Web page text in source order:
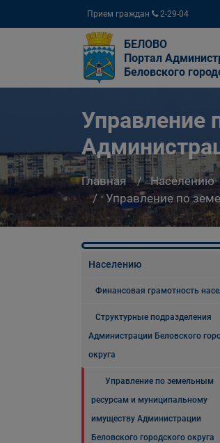
Прием граждан 2-29-04
БЕЛОВО
Портал
Беловского
Управление
Главная Населению
Управление по
Населению
Финансовая грамотность
Структурные подразделения
Администрации Беловского
округа
Управление по земельным
ресурсам и муниципальному
имуществу Администрации
Беловского городского округа